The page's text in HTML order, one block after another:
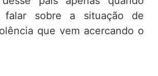
falar sobre a situação de
que vem acercando o